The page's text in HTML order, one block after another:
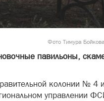
Фото Тимура
павильоны,
колонии № 4
управлении